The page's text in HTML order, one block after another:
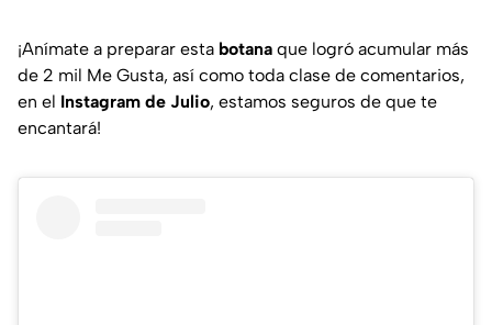
¡Anímate a preparar esta botana que logró acumular más
de 2 mil Me Gusta, así como toda clase de comentarios,
en el Instagram de Julio, estamos seguros de que te
encantará!